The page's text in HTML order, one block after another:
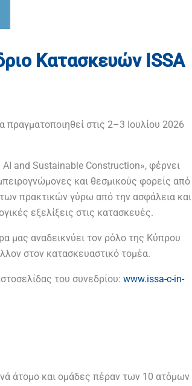
Κατασκευών ISSA
στις 2–3 Ιουλίου 2026
and Sustainable Construction», φέρνει
και θεσμικούς φορείς από
πρακτικών γύρω από την ασφάλεια και
εξελίξεις στις κατασκευές.
μας αναδεικνύει τον ρόλο της Κύπρου
στον κατασκευαστικό τομέα.
του συνεδρίου: www.issa-c-in-
άτομο και ομάδες πέραν των 10 ατόμων